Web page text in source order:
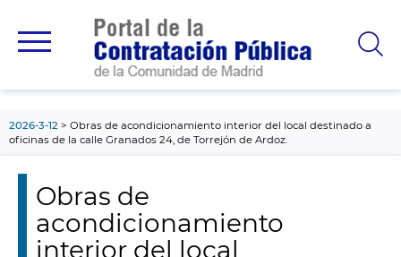
principal
2026-3-12
Obras de acondicionamiento interior del local destinado a
oficinas de la calle Granados 24, de Torrejón de Ardoz.
Obras de
acondicionamiento
interior del local